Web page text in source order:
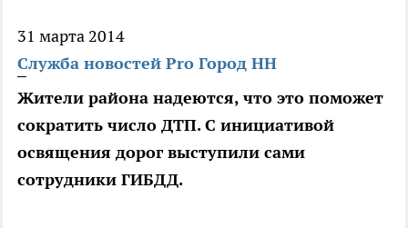
31 марта 2014
Служба новостей Pro Город НН
Жители района надеются, что это поможет
сократить число ДТП. С инициативой
освящения дорог выступили сами
сотрудники ГИБДД.